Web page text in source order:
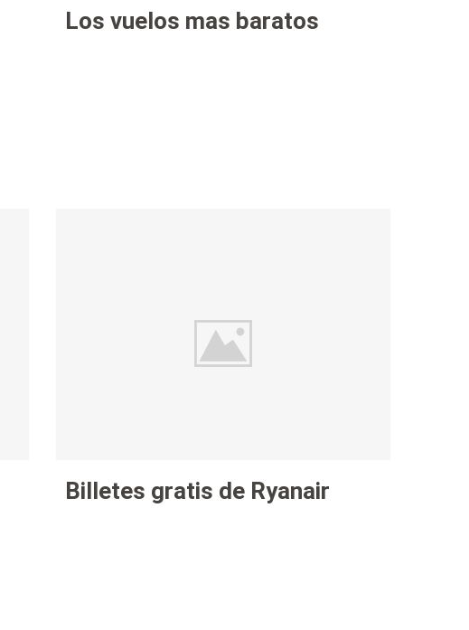
Los vuelos mas baratos
Billetes gratis de Ryanair